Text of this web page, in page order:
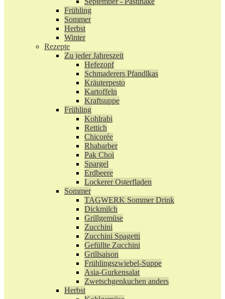
Frühling
Sommer
Herbst
Winter
Rezepte
Zu jeder Jahreszeit
Hefezopf
Schmaderers Pfandlkas
Kräuterpesto
Kartoffeln
Kraftsuppe
Frühling
Kohlrabi
Rettich
Chicorée
Rhabarber
Pak Choi
Spargel
Erdbeere
Lockerer Osterfladen
Sommer
TAGWERK Sommer Drink
Dickmilch
Grillgemüse
Zucchini
Zucchini Spagetti
Gefüllte Zucchini
Grillsaison
Frühlingszwiebel-Suppe
Asia-Gurkensalat
Zwetschgenkuchen anders
Herbst